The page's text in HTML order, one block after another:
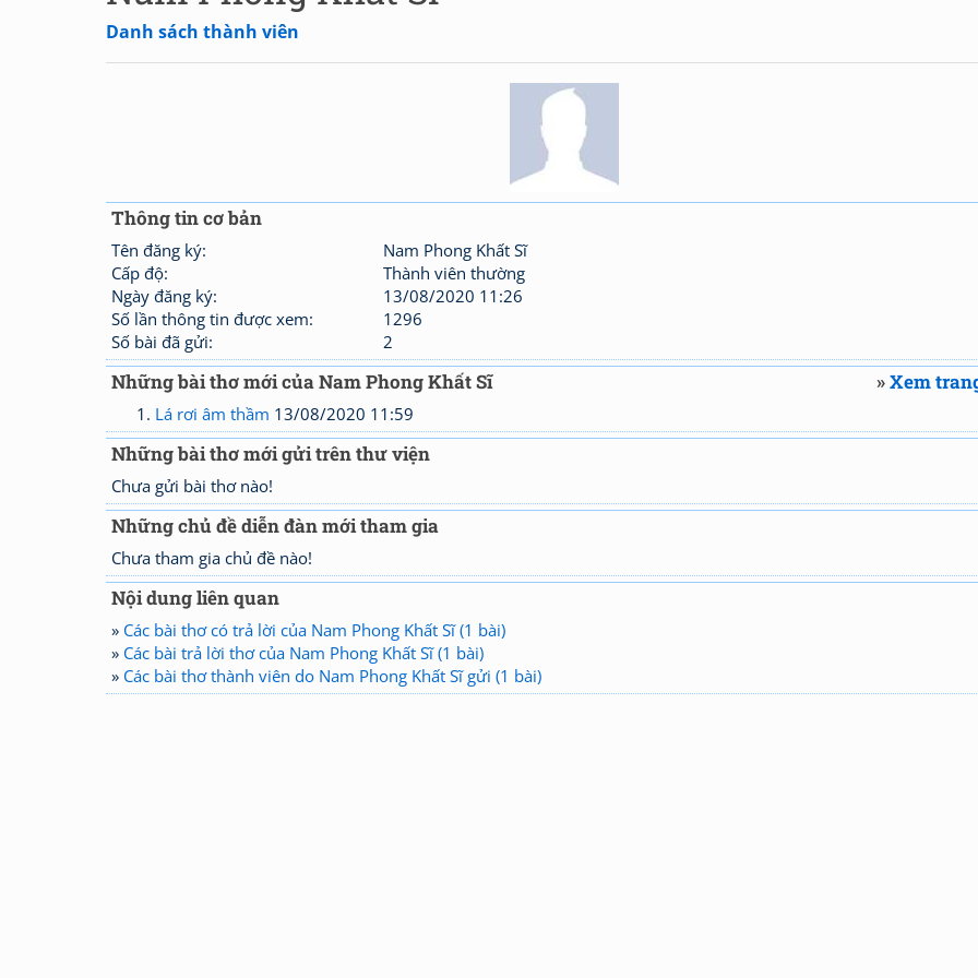
Danh sách thành viên
Thông tin cơ bản
Tên đăng ký:
Nam Phong Khất Sĩ
Cấp độ:
Thành viên thường
Ngày đăng ký:
13/08/2020 11:26
Số lần thông tin được xem:
1296
Số bài đã gửi:
2
Những bài thơ mới của Nam Phong Khất Sĩ »Xem
Lá rơi âm thầm 13/08/2020 11:59
Những bài thơ mới gửi trên thư viện
Chưa gửi bài thơ nào!
Những chủ đề diễn đàn mới tham gia
Chưa tham gia chủ đề nào!
Nội dung liên quan
» Các bài thơ có trả lời của Nam Phong Khất Sĩ (1 bài)
» Các bài trả lời thơ của Nam Phong Khất Sĩ (1 bài)
» Các bài thơ thành viên do Nam Phong Khất Sĩ gửi (1 bài)